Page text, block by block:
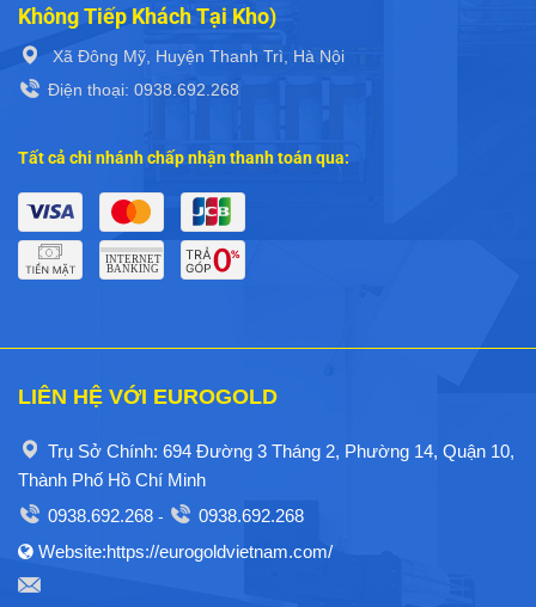
Không Tiếp Khách Tại Kho)
Xã Đông Mỹ, Huyện Thanh Trì, Hà Nội
Điện thoại: 0938.692.268
Tất cả chi nhánh chấp nhận thanh toán qua:
LIÊN HỆ VỚI EUROGOLD
Trụ Sở Chính: 694 Đường 3 Tháng 2, Phường 14, Quận 10,
Thành Phố Hồ Chí Minh
0938.692.268 -
0938.692.268
Website:https://eurogoldvietnam.com/